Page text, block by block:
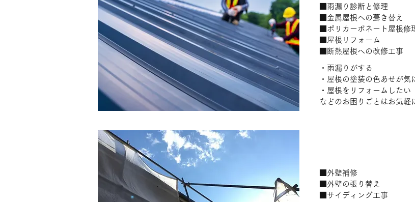
■雨漏り診断と修理
■金属屋根への葺き替え
■ポリカーボネート屋根修
■屋根リフォーム
■断熱屋根への改修工事
・雨漏りがする
・屋根の塗装の色あせが気
・屋根をリフォームしたい
などのお困りごとはお気軽
■外壁補修
■外壁の張り替え
■サイディング工事